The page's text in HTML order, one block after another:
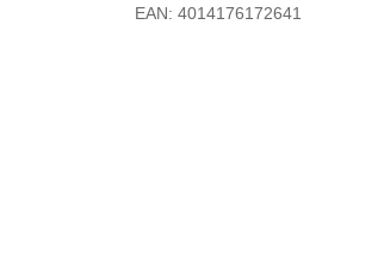
EAN: 4014176172641